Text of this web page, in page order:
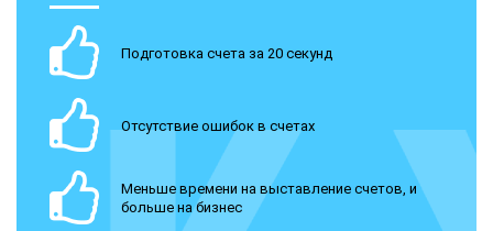
Подготовка счета за 20 секунд
Отсутствие ошибок в счетах
Меньше времени на выставление счетов, и
больше на бизнес